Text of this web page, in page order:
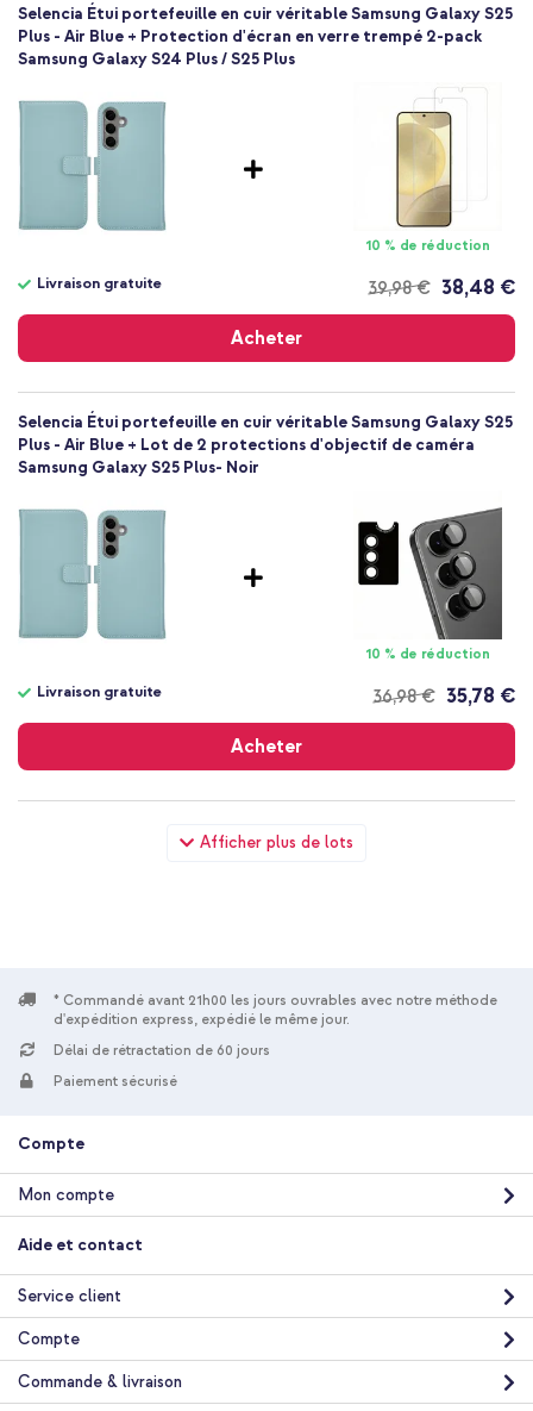
SH00079858
Bleu clair
Coque portefeuille
Afficher plus de lots
Selencia Étui portefeuille en cuir véritable Samsung Galaxy S25
Plus - Air Blue + Protection d'écran en verre trempé 2-pack
Samsung Galaxy S24 Plus / S25 Plus
10 % de réduction
39,98 €
Livraison gratuite 38,48 €
Acheter
gratuite
Selencia Étui portefeuille en cuir véritable Samsung Galaxy S25
Plus - Air Blue + Lot de 2 protections d'objectif de caméra
Samsung Galaxy S25 Plus- Noir
10 % de réduction
36,98 €
Livraison gratuite 35,78 €
Acheter
gratuite
Selencia Étui portefeuille en cuir véritable Samsung Galaxy S25
Plus - Air Blue + Wall Charger - Chargeur - Connexion USB-C et
gratuite
Selencia Étui portefeuille en cuir véritable Samsung Galaxy S25
Applicateur Samsung Galaxy S24 Plus / S25 Plus
* Commandé avant 21h00 les jours ouvrables avec notre méthode
d'expédition express, expédié le même jour.
Délai de rétractation de 60 jours
Paiement sécurisé
Compte
Mon compte
Aide et contact
Service client
Compte
Commande & livraison